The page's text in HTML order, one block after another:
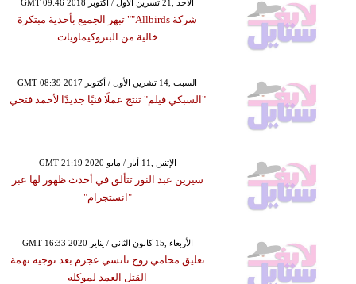
GMT 09:46 2018 الأحد ,21 تشرين الأول / أكتوبر
شركة Allbirds"" تبهر الجميع بأحذية مبتكرة
خالية من البتروكيماويات
GMT 08:39 2017 السبت ,14 تشرين الأول / أكتوبر
"السبكي فيلم" تنتج عملًا فنيًا جديدًا لأحمد فتحي
GMT 21:19 2020 الإثنين ,11 أيار / مايو
سيرين عبد النور تتألق في أحدث ظهور لها عبر
"انستجرام"
GMT 16:33 2020 الأربعاء ,15 كانون الثاني / يناير
تعليق محامي زوج نانسي عجرم بعد توجيه تهمة
القتل العمد لموكله